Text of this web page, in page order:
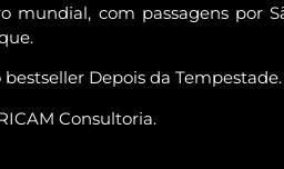
mundial, com passagens por
Depois da Tempestade.
Consultoria.